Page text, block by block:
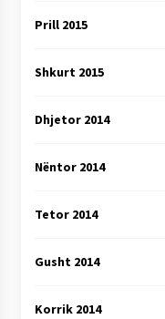
Prill 2015
Shkurt 2015
Dhjetor 2014
Nëntor 2014
Tetor 2014
Gusht 2014
Korrik 2014